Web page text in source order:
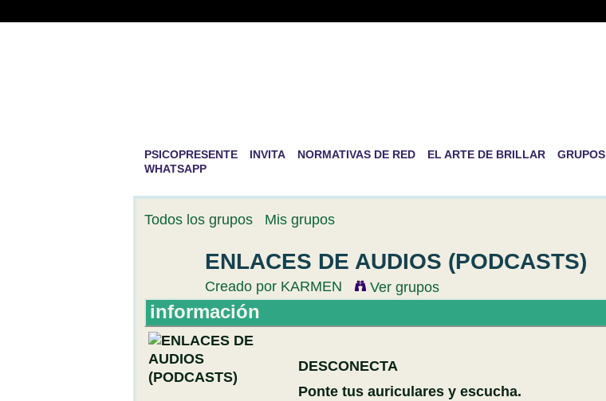
PSICOPRESENTE INVITA NORMATIVAS DE RED EL ARTE DE BRILLAR GRUPOS
WHATSAPP
Todos los grupos Mis grupos
ENLACES DE AUDIOS (PODCASTS)
Creado por KARMEN Ver grupos
información
DESCONECTA
Ponte tus auriculares y escucha.